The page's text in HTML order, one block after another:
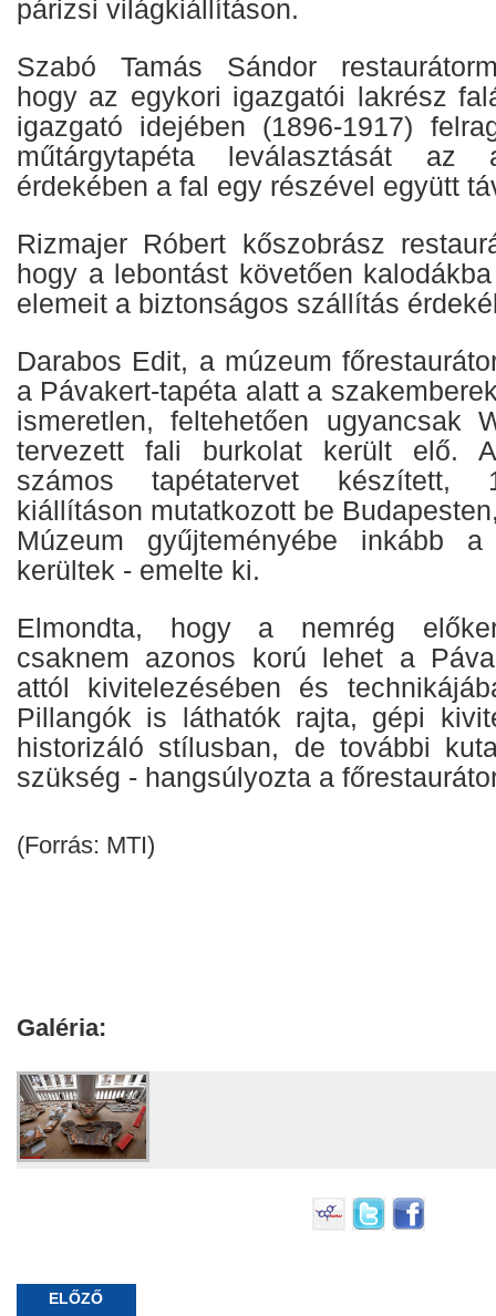
párizsi világkiállításon.
Szabó Tamás Sándor
hogy az egykori igazgatói lakrész
igazgató idejében (1896-1917)
műtárgytapéta leválasztását az
érdekében a fal egy részével együtt
Rizmajer Róbert kőszobrász
hogy a lebontást követően
elemeit a biztonságos szállítás
Darabos Edit, a múzeum
a Pávakert-tapéta alatt a
ismeretlen, feltehetően ugyancsak
tervezett fali burkolat került elő.
számos tapétatervet készített,
kiállításon mutatkozott be
Múzeum gyűjteményébe inkább a
kerültek - emelte ki.
Elmondta, hogy a nemrég
csaknem azonos korú lehet a
attól kivitelezésében és
Pillangók is láthatók rajta, gépi
historizáló stílusban, de további
szükség - hangsúlyozta a
(Forrás: MTI)
Galéria:
ELŐZŐ